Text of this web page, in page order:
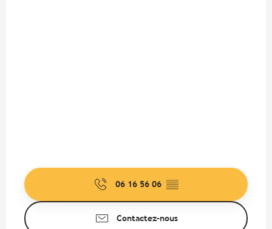
06 16 56 06 ▒▒
Contactez-nous